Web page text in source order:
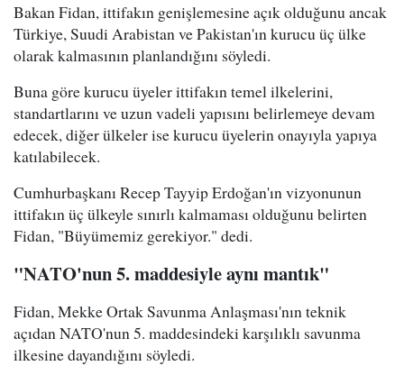
Bakan Fidan, ittifakın genişlemesine açık olduğunu ancak
Türkiye, Suudi Arabistan ve Pakistan'ın kurucu üç ülke
olarak kalmasının planlandığını söyledi.
Buna göre kurucu üyeler ittifakın temel ilkelerini,
standartlarını ve uzun vadeli yapısını belirlemeye devam
edecek, diğer ülkeler ise kurucu üyelerin onayıyla yapıya
katılabilecek.
Cumhurbaşkanı Recep Tayyip Erdoğan'ın vizyonunun
ittifakın üç ülkeyle sınırlı kalmaması olduğunu belirten
Fidan, "Büyümemiz gerekiyor." dedi.
"NATO'nun 5. maddesiyle aynı mantık"
Fidan, Mekke Ortak Savunma Anlaşması'nın teknik
açıdan NATO'nun 5. maddesindeki karşılıklı savunma
ilkesine dayandığını söyledi.